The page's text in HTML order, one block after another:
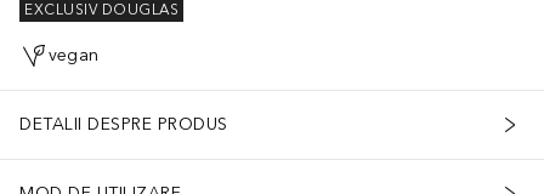
EXCLUSIV DOUGLAS
vegan
DETALII DESPRE PRODUS